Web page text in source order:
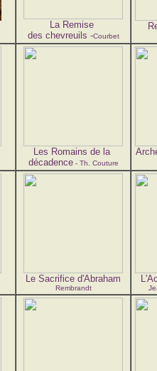
La Remise
des chevreuils -Courbet
Les Romains de la
décadence- Th. Couture
Le Sacrifice d'Abraham
Rembrandt